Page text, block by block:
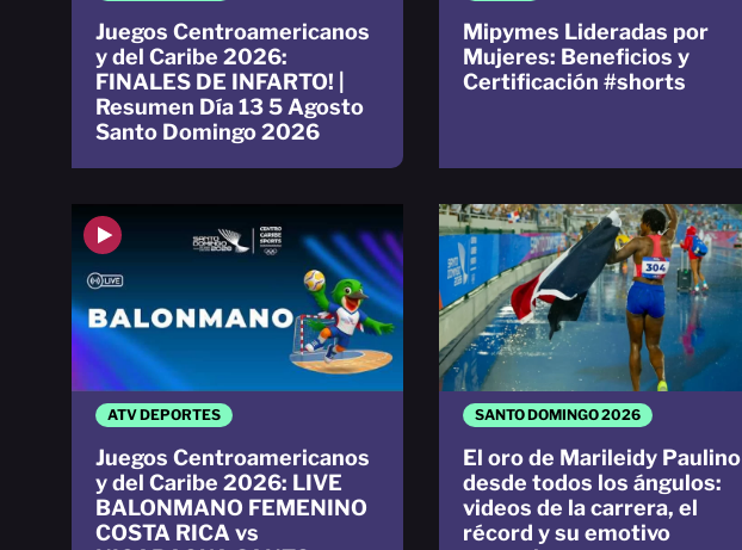
Juegos Centroamericanos
y del Caribe 2026:
FINALES DE INFARTO! |
Resumen Día 13 5 Agosto
Santo Domingo 2026
Mipymes Lideradas por
Mujeres: Beneficios y
Certificación #shorts
ATV DEPORTES
Juegos Centroamericanos
y del Caribe 2026: LIVE
BALONMANO FEMENINO
COSTA RICA vs
SANTO DOMINGO 2026
El oro de Marileidy Paulino
desde todos los ángulos:
videos de la carrera, el
récord y su emotivo